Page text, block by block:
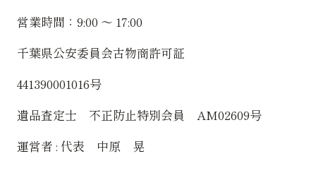
営業時間：9:00 〜 17:00
千葉県公安委員会古物商許可証
441390001016号
遺品査定士 不正防止特別会員 AM02609号
運営者 : 代表 中原 晃